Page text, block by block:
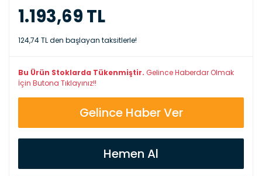
1.193,69 TL
124,74 TL den başlayan taksitlerle!
Bu Ürün Stoklarda Tükenmiştir. Gelince Haberdar Olmak
İçin Butona Tıklayınız!!
Gelince Haber Ver
Hemen Al